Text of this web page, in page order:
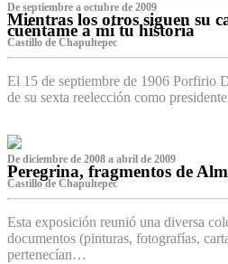
De septiembre a octubre de 2009
Mientras los otros siguen su
cuéntame a mí tu historia
Castillo de Chapultepec
El 15 de septiembre de 1906 Porfirio
de su sexta reelección como
De diciembre de 2008 a abril de 2009
Peregrina, fragmentos de
Castillo de Chapultepec
Esta exposición reunió una diversa
documentos (pinturas, fotografías,
pertenecían…